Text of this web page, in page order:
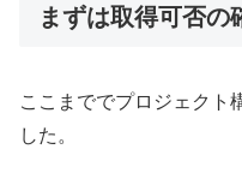
まずは取得可否の
ここまででプロジェクト
した。